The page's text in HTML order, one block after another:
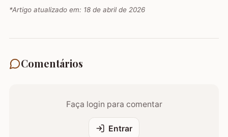
*Artigo atualizado em: 18 de abril de 2026
Comentários
Faça login para comentar
Entrar